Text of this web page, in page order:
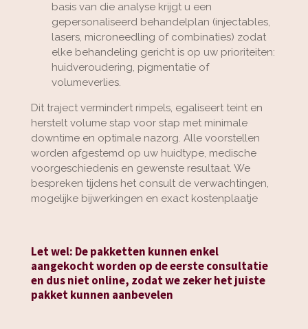
basis van die analyse krijgt u een
gepersonaliseerd behandelplan (injectables,
lasers, microneedling of combinaties) zodat
elke behandeling gericht is op uw prioriteiten:
huidveroudering, pigmentatie of
volumeverlies.
Dit traject vermindert rimpels, egaliseert teint en
herstelt volume stap voor stap met minimale
downtime en optimale nazorg. Alle voorstellen
worden afgestemd op uw huidtype, medische
voorgeschiedenis en gewenste resultaat. We
bespreken tijdens het consult de verwachtingen,
mogelijke bijwerkingen en exact kostenplaatje
Let wel: De pakketten kunnen enkel
aangekocht worden op de eerste consultatie
en dus niet online, zodat we zeker het juiste
pakket kunnen aanbevelen